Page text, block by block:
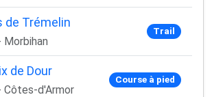
de Trémelin
Trail
de Dour
d'Armor
Course à pied